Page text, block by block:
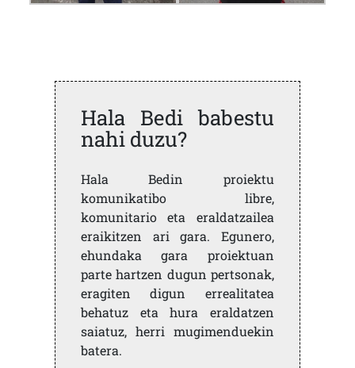
Hala Bedi babestu
nahi duzu?
Hala Bedin proiektu
komunikatibo libre,
komunitario eta eraldatzailea
eraikitzen ari gara. Egunero,
ehundaka gara proiektuan
parte hartzen dugun pertsonak,
eragiten digun errealitatea
behatuz eta hura eraldatzen
saiatuz, herri mugimenduekin
batera.